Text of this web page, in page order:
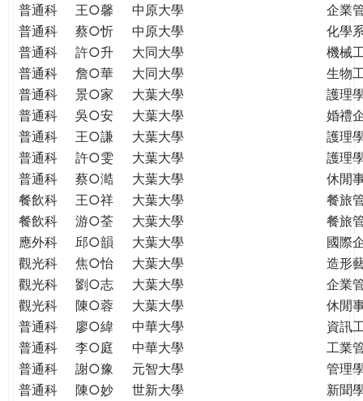
普通科
王○馨 中原大學
企業
普通科
蔡○忻 中原大學
化學
普通科
許○升 大同大學
機械
普通科
詹○華 大同大學
生物
普通科
景○家 大葉大學
護理
普通科
吳○安 大葉大學
婚禮
普通科
王○謙 大葉大學
護理
普通科
許○雯 大葉大學
護理
普通科
蔡○澔 大葉大學
休閒
餐飲科
王○祥 大葉大學
餐旅
餐飲科
游○荃 大葉大學
餐旅
應外科
邱○韻 大葉大學
國際
觀光科
焦○怡 大葉大學
造形
觀光科
劉○志 大葉大學
企業
觀光科
陳○蓉 大葉大學
休閒
普通科
廖○緯 中華大學
資訊
普通科
李○庭 中華大學
工業
普通科
謝○豫 元智大學
管理
普通科
陳○妙 世新大學
新聞